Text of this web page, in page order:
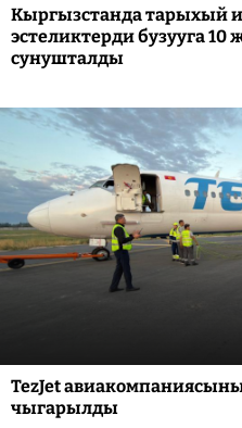
Кыргызстанда тарыхый
эстеликтерди бузууга
сунушталды
TezJet
чыгарылды